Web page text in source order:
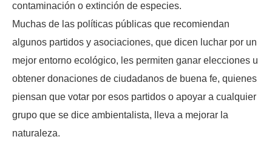
contaminación o extinción de especies.
Muchas de las políticas públicas que recomiendan
algunos partidos y asociaciones, que dicen luchar por un
mejor entorno ecológico, les permiten ganar elecciones u
obtener donaciones de ciudadanos de buena fe, quienes
piensan que votar por esos partidos o apoyar a cualquier
grupo que se dice ambientalista, lleva a mejorar la
naturaleza.